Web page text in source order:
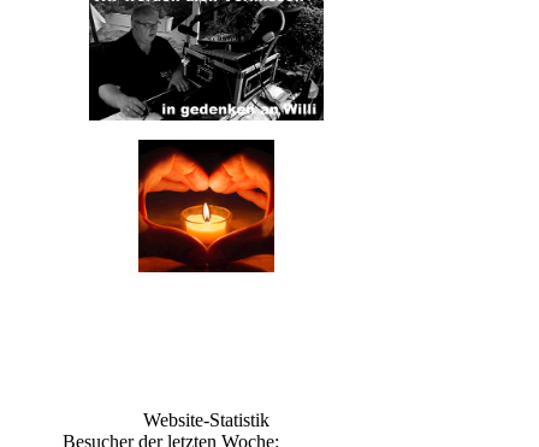
Website-Statistik
Besucher der letzten Woche: